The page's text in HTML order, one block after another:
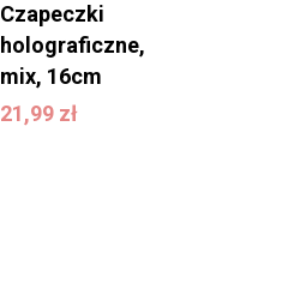
Czapeczki
holograficzne,
mix, 16cm
21,99 zł
21,99zł